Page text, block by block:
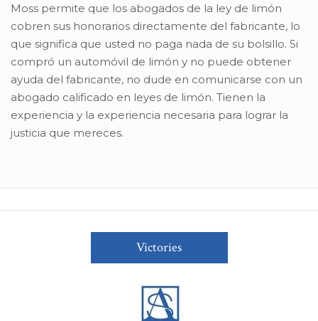
Moss permite que los abogados de la ley de limón
cobren sus honorarios directamente del fabricante, lo
que significa que usted no paga nada de su bolsillo. Si
compró un automóvil de limón y no puede obtener
ayuda del fabricante, no dude en comunicarse con un
abogado calificado en leyes de limón. Tienen la
experiencia y la experiencia necesaria para lograr la
justicia que mereces.
Victories